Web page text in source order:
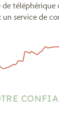
de
service de